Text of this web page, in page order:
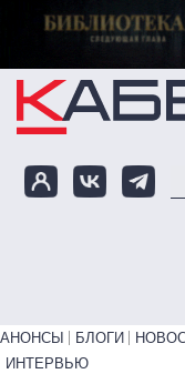
Перейти к
Primary links bottom
АНОНСЫ БЛОГИ
ИНТЕРВЬЮ